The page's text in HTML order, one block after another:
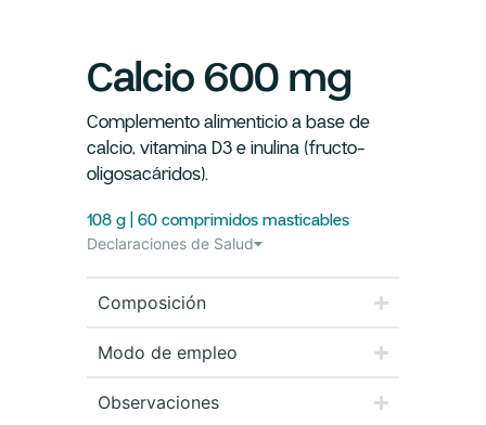
Calcio 600 mg
Complemento alimenticio a base de
calcio, vitamina D3 e inulina (fructo-
oligosacáridos).
108 g | 60 comprimidos masticables
Declaraciones de Salud
Composición
Modo de empleo
Observaciones